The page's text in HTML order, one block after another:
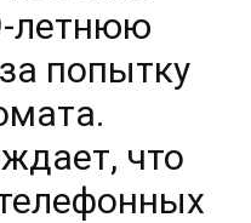
летнюю
попытку
что